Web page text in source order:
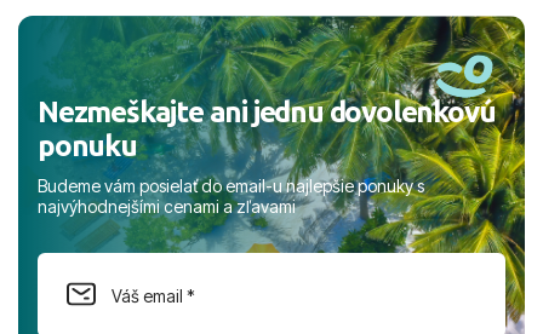
Nezmeškajte ani jednu dovolenkovú
ponuku
Budeme vám posielať do email-u najlepšie ponuky s
najvýhodnejšími cenami a zľavami